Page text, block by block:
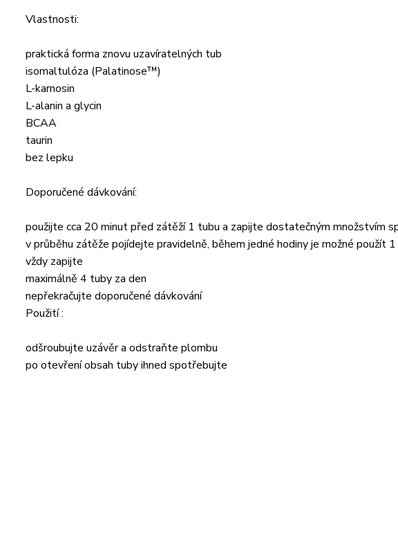
Vlastnosti:
praktická forma znovu uzavíratelných tub
isomaltulóza (Palatinose™)
L-karnosin
L-alanin a glycin
BCAA
taurin
bez lepku
Doporučené dávkování:
použijte cca 20 minut před zátěží 1 tubu a zapijte dostatečným množstvím
v průběhu zátěže pojídejte pravidelně, během jedné hodiny je možné použít
vždy zapijte
maximálně 4 tuby za den
nepřekračujte doporučené dávkování
Použití :
odšroubujte uzávěr a odstraňte plombu
po otevření obsah tuby ihned spotřebujte